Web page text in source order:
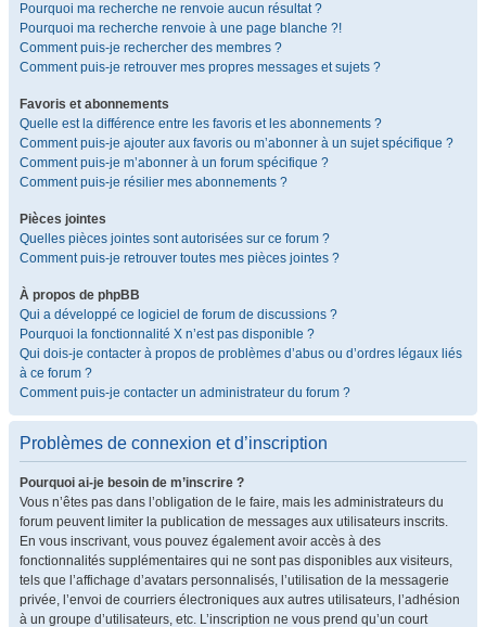
Pourquoi ma recherche ne renvoie aucun résultat ?
Pourquoi ma recherche renvoie à une page blanche ?!
Comment puis-je rechercher des membres ?
Comment puis-je retrouver mes propres messages et sujets ?
Favoris et abonnements
Quelle est la différence entre les favoris et les abonnements ?
Comment puis-je ajouter aux favoris ou m’abonner à un sujet spécifique ?
Comment puis-je m’abonner à un forum spécifique ?
Comment puis-je résilier mes abonnements ?
Pièces jointes
Quelles pièces jointes sont autorisées sur ce forum ?
Comment puis-je retrouver toutes mes pièces jointes ?
À propos de phpBB
Qui a développé ce logiciel de forum de discussions ?
Pourquoi la fonctionnalité X n’est pas disponible ?
Qui dois-je contacter à propos de problèmes d’abus ou d’ordres légaux liés
à ce forum ?
Comment puis-je contacter un administrateur du forum ?
Problèmes de connexion et d’inscription
Pourquoi ai-je besoin de m’inscrire ?
Vous n’êtes pas dans l’obligation de le faire, mais les administrateurs du
forum peuvent limiter la publication de messages aux utilisateurs inscrits.
En vous inscrivant, vous pouvez également avoir accès à des
fonctionnalités supplémentaires qui ne sont pas disponibles aux visiteurs,
tels que l’affichage d’avatars personnalisés, l’utilisation de la messagerie
privée, l’envoi de courriers électroniques aux autres utilisateurs, l’adhésion
à un groupe d’utilisateurs, etc. L’inscription ne vous prend qu’un court